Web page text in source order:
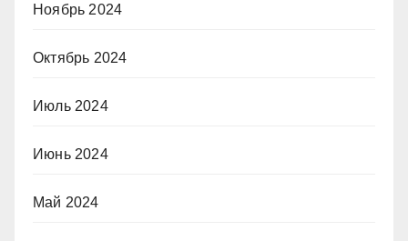
Ноябрь 2024
Октябрь 2024
Июль 2024
Июнь 2024
Май 2024